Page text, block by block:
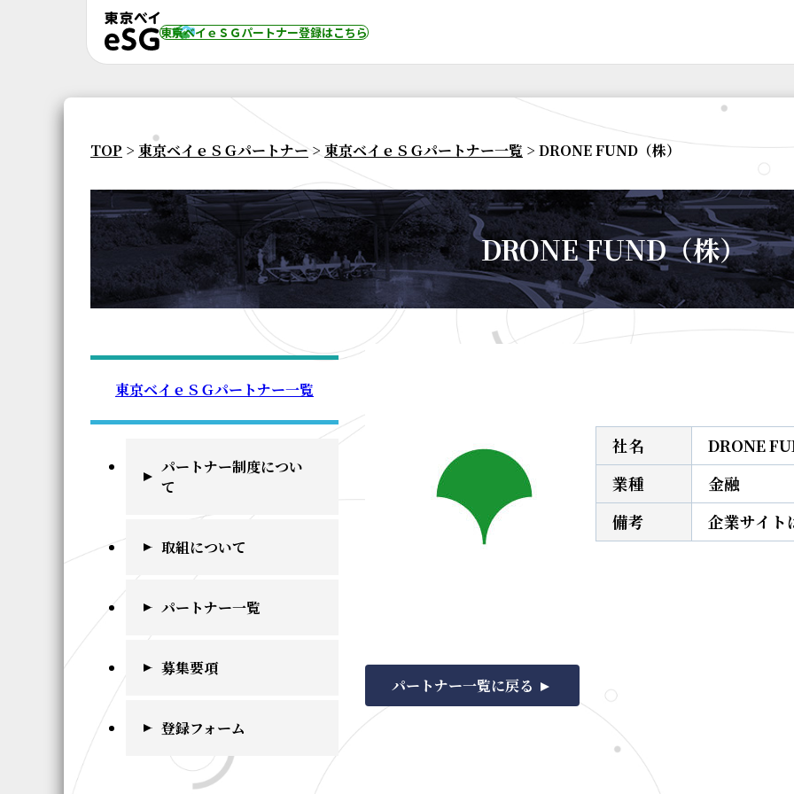
東京ベイｅＳＧパートナー登録はこちら
TOP > 東京ベイｅＳＧパートナー > 東京ベイｅＳＧパートナー一覧 > DRONE FUND（株）
DRONE FUND（株）
東京ベイｅＳＧパートナー一覧
パートナー制度につい
て
取組について
パートナー一覧
募集要項
登録フォーム
社名
DRONE
業種
金融
備考
企業サイト
パートナー一覧に戻る